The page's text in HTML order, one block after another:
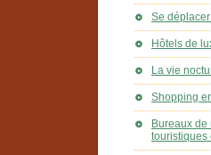
Se
Hôtels de
La vie
Shopping
Bureaux de
touristiques